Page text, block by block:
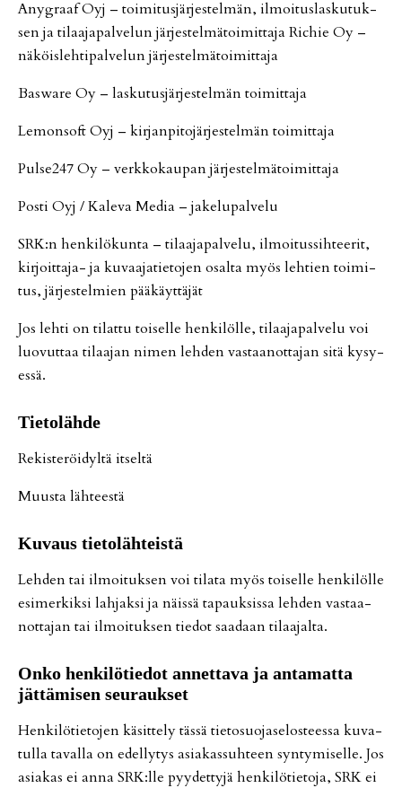
Anyg­raaf Oyj – toi­mi­tus­jär­jes­tel­män, il­moi­tus­las­ku­tuk­
sen ja ti­laa­ja­pal­ve­lun jär­jes­tel­mä­toi­mit­ta­ja Ric­hie Oy –
nä­köis­leh­ti­pal­ve­lun jär­jes­tel­mä­toi­mit­ta­ja
Bas­wa­re Oy – las­ku­tus­jär­jes­tel­män toi­mit­ta­ja
Le­mon­soft Oyj – kir­jan­pi­to­jär­jes­tel­män toi­mit­ta­ja
Pul­se247 Oy – verk­ko­kau­pan jär­jes­tel­mä­toi­mit­ta­ja
Pos­ti Oyj / Ka­le­va Me­dia – ja­ke­lu­pal­ve­lu
SRK:n hen­ki­lö­kun­ta – ti­laa­ja­pal­ve­lu, il­moi­tus­sih­tee­rit,
kir­joit­ta­ja- ja ku­vaa­ja­tie­to­jen osal­ta myös leh­tien toi­mi­
tus, jär­jes­tel­mien pää­käyt­tä­jät
Jos leh­ti on ti­lat­tu toi­sel­le hen­ki­löl­le, ti­laa­ja­pal­ve­lu voi
luo­vut­taa ti­laa­jan ni­men leh­den vas­taa­not­ta­jan sitä ky­sy­
es­sä.
Tie­to­läh­de
Re­kis­te­röi­dyl­tä it­sel­tä
Muus­ta läh­tees­tä
Ku­vaus tie­to­läh­teis­tä
Leh­den tai il­moi­tuk­sen voi ti­la­ta myös toi­sel­le hen­ki­löl­le
esi­mer­kik­si lah­jak­si ja näis­sä ta­pauk­sis­sa leh­den vas­taa­
not­ta­jan tai il­moi­tuk­sen tie­dot saa­daan ti­laa­jal­ta.
On­ko hen­ki­lö­tie­dot an­net­ta­va ja an­ta­mat­ta
jät­tä­mi­sen seu­rauk­set
Hen­ki­lö­tie­to­jen kä­sit­te­ly täs­sä tie­to­suo­ja­se­los­tees­sa ku­va­
tul­la ta­val­la on edel­ly­tys asi­a­kas­suh­teen syn­ty­mi­sel­le. Jos
asi­a­kas ei an­na SRK:lle pyy­det­ty­jä hen­ki­lö­tie­to­ja, SRK ei